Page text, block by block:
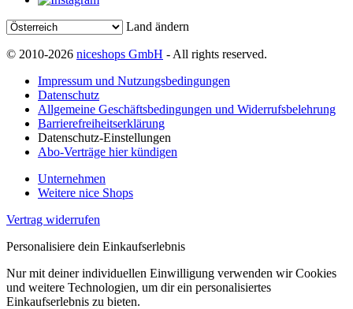
Land ändern
© 2010-2026 niceshops GmbH - All rights reserved.
Impressum und Nutzungsbedingungen
Datenschutz
Allgemeine Geschäftsbedingungen und Widerrufsbelehrung
Barrierefreiheitserklärung
Datenschutz-Einstellungen
Abo-Verträge hier kündigen
Unternehmen
Weitere nice Shops
Vertrag widerrufen
Personalisiere dein Einkaufserlebnis
Nur mit deiner individuellen Einwilligung verwenden wir Cookies
und weitere Technologien, um dir ein personalisiertes
Einkaufserlebnis zu bieten.